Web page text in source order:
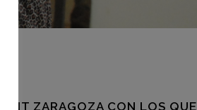
ZARAGOZA CON LOS QUE